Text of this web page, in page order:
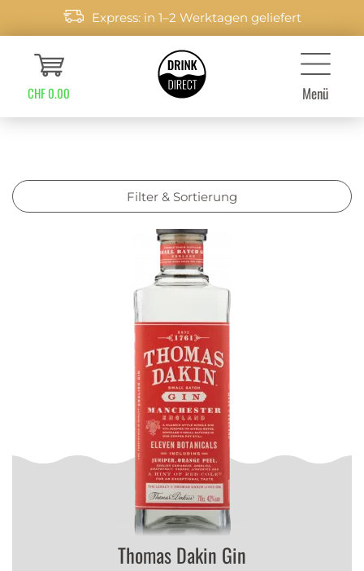
Express: in 1–2 Werktagen geliefert
CHF 0.00 Menü
Filter & Sortierung
Thomas Dakin Gin